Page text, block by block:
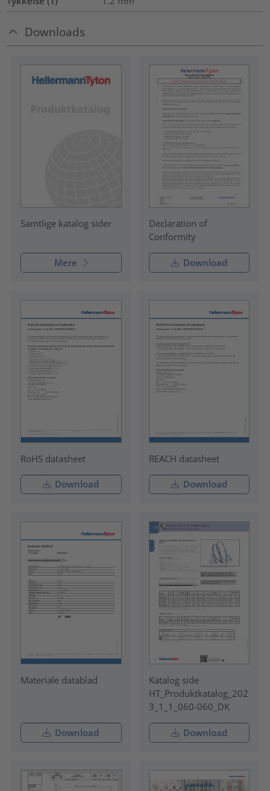
Downloads
Samtlige katalog sider
Mere
Declaration of
Conformity
Download
RoHS datasheet
Download
REACH datasheet
Download
Materiale datablad
Download
Katalog side
HT_Produktkatalog_202
3_1_1_060-060_DK
Download